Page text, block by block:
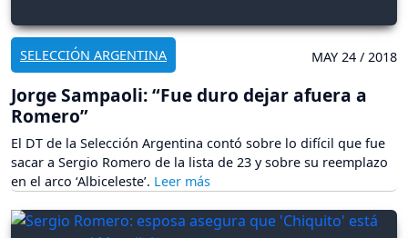
SELECCIÓN ARGENTINA MAY 24 / 2018
Jorge Sampaoli: “Fue duro dejar afuera a
Romero”
El DT de la Selección Argentina contó sobre lo difícil que fue
sacar a Sergio Romero de la lista de 23 y sobre su reemplazo
en el arco ‘Albiceleste’.